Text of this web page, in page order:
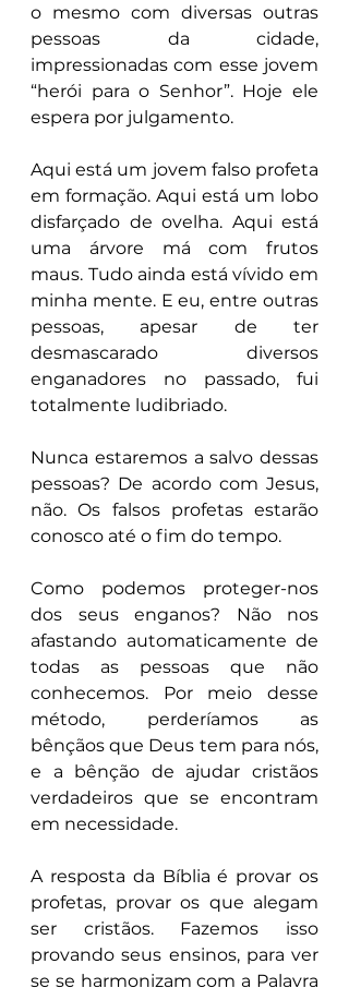
o mesmo com diversas outras
pessoas da cidade,
impressionadas com esse jovem
“herói para o Senhor”. Hoje ele
espera por julgamento.
Aqui está um jovem falso profeta
em formação. Aqui está um lobo
disfarçado de ovelha. Aqui está
uma árvore má com frutos
maus. Tudo ainda está vívido em
minha mente. E eu, entre outras
pessoas, apesar de ter
desmascarado diversos
enganadores no passado, fui
totalmente ludibriado.
Nunca estaremos a salvo dessas
pessoas? De acordo com Jesus,
não. Os falsos profetas estarão
conosco até o fim do tempo.
Como podemos proteger-nos
dos seus enganos? Não nos
afastando automaticamente de
todas as pessoas que não
conhecemos. Por meio desse
método, perderíamos as
bênçãos que Deus tem para nós,
e a bênção de ajudar cristãos
verdadeiros que se encontram
em necessidade.
A resposta da Bíblia é provar os
profetas, provar os que alegam
ser cristãos. Fazemos isso
provando seus ensinos, para ver
se se harmonizam com a Palavra